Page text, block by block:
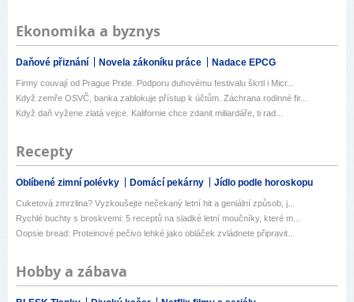
Ekonomika a byznys
Daňové přiznání Novela zákoníku práce Nadace EPCG
Firmy couvají od Prague Pride. Podporu duhovému festivalu škrtl i Micr...
Když zemře OSVČ, banka zablokuje přístup k účtům. Záchrana rodinné fir...
Když daň vyžene zlatá vejce. Kalifornie chce zdanit miliardáře, ti rad...
Recepty
Oblíbené zimní polévky Domácí pekárny Jídlo podle horoskopu
Cuketová zmrzlina? Vyzkoušejte nečekaný letní hit a geniální způsob, j...
Rychlé buchty s broskvemi: 5 receptů na sladké letní moučníky, které m...
Oopsie bread: Proteinové pečivo lehké jako obláček zvládnete připravit...
Hobby a zábava